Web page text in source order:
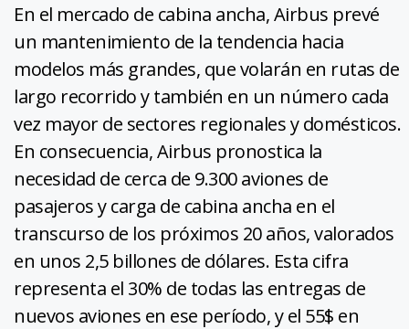
En el mercado de cabina ancha, Airbus prevé
un mantenimiento de la tendencia hacia
modelos más grandes, que volarán en rutas de
largo recorrido y también en un número cada
vez mayor de sectores regionales y domésticos.
En consecuencia, Airbus pronostica la
necesidad de cerca de 9.300 aviones de
pasajeros y carga de cabina ancha en el
transcurso de los próximos 20 años, valorados
en unos 2,5 billones de dólares. Esta cifra
representa el 30% de todas las entregas de
nuevos aviones en ese período, y el 55$ en